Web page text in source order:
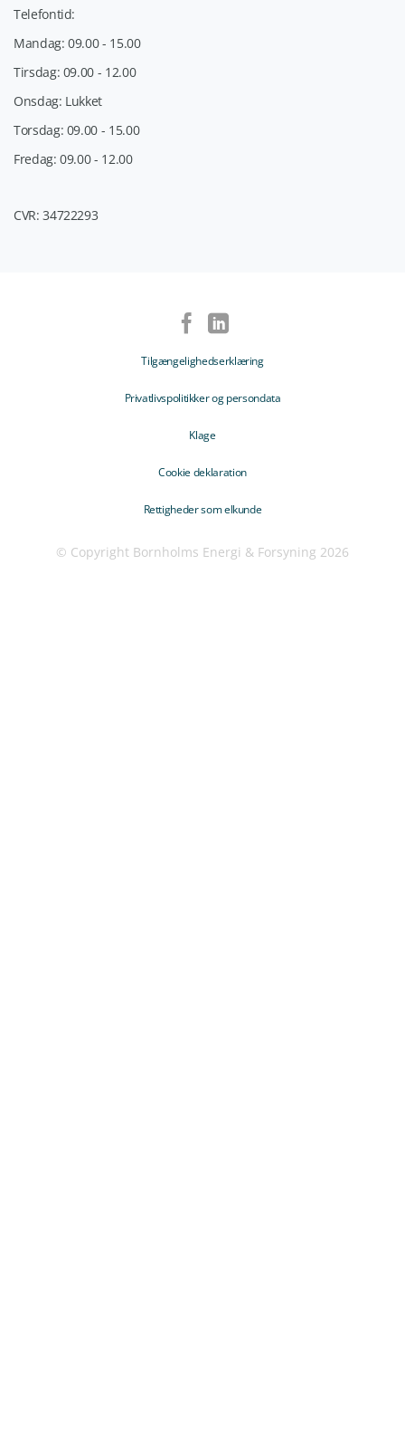
Telefontid:
Mandag: 09.00 - 15.00
Tirsdag: 09.00 - 12.00
Onsdag: Lukket
Torsdag: 09.00 - 15.00
Fredag: 09.00 - 12.00
CVR: 34722293
Tilgængelighedserklæring
Privatlivspolitikker og persondata
Klage
Cookie deklaration
Rettigheder som elkunde
© Copyright Bornholms Energi & Forsyning 2026